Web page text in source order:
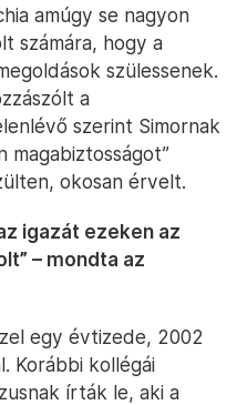
amúgy se nagyon
számára, hogy a
szülessenek.
a
szerint Simornak
magabiztosságot”
okosan érvelt.
igazát ezeken az
– mondta az
egy évtizede, 2002
Korábbi kollégái
írták le, aki a